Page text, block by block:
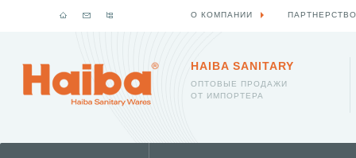
HAIBA SANITARY
ОПТОВЫЕ ПРОДАЖИ
ОТ ИМПОРТЕРА
О КОМПАНИИ ПАРТНЕРСТВО